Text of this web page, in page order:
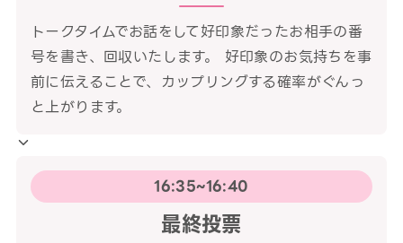
トークタイムでお話をして好印象だったお相手の番
号を書き、回収いたします。 好印象のお気持ちを事
前に伝えることで、カップリングする確率がぐんっ
と上がります。
16:35~16:40
最終投票